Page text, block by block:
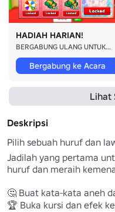
HADIAH HARIAN!
BERGABUNG ULANG UNTUK HADIAH HARIAN!
Bergabung ke Acara
Lihat
Deskripsi
Pilih sebuah huruf dan
Jadilah yang pertama
huruf dan meraih
🤔 Buat kata-kata aneh
🏆 Buka kursi dan efek